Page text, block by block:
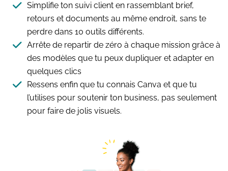
Simplifie ton suivi client en rassemblant brief,
retours et documents au même endroit, sans te
perdre dans 10 outils différents.
Arrête de repartir de zéro à chaque mission grâce à
des modèles que tu peux dupliquer et adapter en
quelques clics
Ressens enfin que tu connais Canva et que tu
l’utilises pour soutenir ton business, pas seulement
pour faire de jolis visuels.